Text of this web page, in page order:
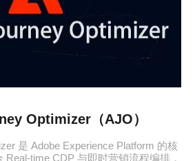
Optimizer（AJO）
是 Adobe Experience Platform 的核
Real-time CDP 与即时营销流程编排，